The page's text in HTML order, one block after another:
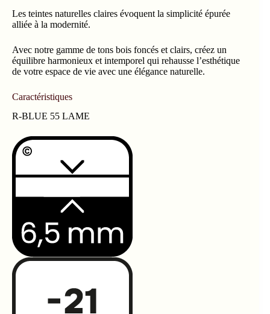
Les teintes naturelles claires évoquent la simplicité épurée
alliée à la modernité.
Avec notre gamme de tons bois foncés et clairs, créez un
équilibre harmonieux et intemporel qui rehausse l’esthétique
de votre espace de vie avec une élégance naturelle.
Caractéristiques
R-BLUE 55 LAME